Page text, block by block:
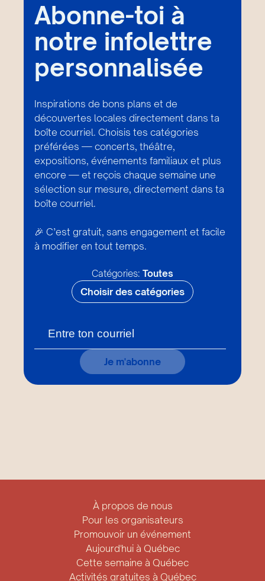
Abonne-toi à
notre infolettre
personnalisée
Inspirations de bons plans et de
découvertes locales directement dans ta
boîte courriel. Choisis tes catégories
préférées — concerts, théâtre,
expositions, événements familiaux et plus
encore — et reçois chaque semaine une
sélection sur mesure, directement dans ta
boîte courriel.
🎉 C’est gratuit, sans engagement et facile
à modifier en tout temps.
Catégories: Toutes
Choisir des catégories
Je m'abonne
À propos de nous
Pour les organisateurs
Promouvoir un événement
Aujourd'hui à Québec
Cette semaine à Québec
Activités gratuites à Québec